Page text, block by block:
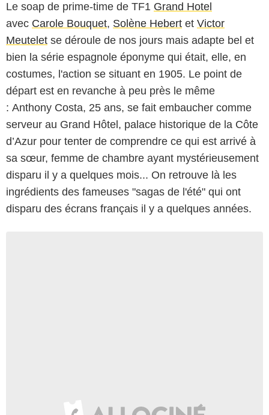
Le soap de prime-time de TF1 Grand Hotel
avec Carole Bouquet, Solène Hebert et Victor
Meutelet se déroule de nos jours mais adapte bel et
bien la série espagnole éponyme qui était, elle, en
costumes, l'action se situant en 1905. Le point de
départ est en revanche à peu près le même
: Anthony Costa, 25 ans, se fait embaucher comme
serveur au Grand Hôtel, palace historique de la Côte
d’Azur pour tenter de comprendre ce qui est arrivé à
sa sœur, femme de chambre ayant mystérieusement
disparu il y a quelques mois... On retrouve là les
ingrédients des fameuses "sagas de l'été" qui ont
disparu des écrans français il y a quelques années.